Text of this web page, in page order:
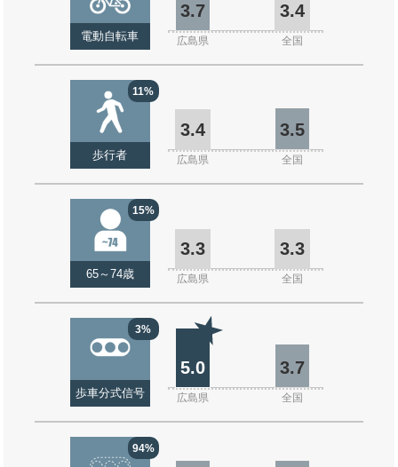
電動自転車
3.7 3.4
広島県 全国
11%
歩行者
3.4 3.5
広島県 全国
15%
65～74歳
3.3 3.3
広島県 全国
3%
歩車分式信号
5.0 3.7
広島県 全国
94%